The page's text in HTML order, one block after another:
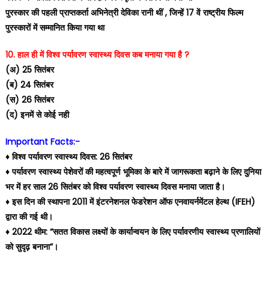
पुरस्कार की पहली प्राप्तकर्ता अभिनेत्री देविका रानी थीं , जिन्हें 17 वें राष्ट्रीय फिल्म
पुरस्कारों में सम्मानित किया गया था
10. हाल ही में विश्व पर्यावरण स्वास्थ्य दिवस कब मनाया गया है ?
(अ) 25 सितंबर
(ब) 24 सितंबर
(स) 26 सितंबर
(द) इनमें से कोई नही
Important Facts:-
♦️ विश्व पर्यावरण स्वास्थ्य दिवस: 26 सितंबर
♦️ पर्यावरण स्वास्थ्य पेशेवरों की महत्वपूर्ण भूमिका के बारे में जागरूकता बढ़ाने के लिए दुनिया
भर में हर साल 26 सितंबर को विश्व पर्यावरण स्वास्थ्य दिवस मनाया जाता है।
♦️ इस दिन की स्थापना 2011 में इंटरनेशनल फेडरेशन ऑफ एनवायर्नमेंटल हेल्थ (IFEH)
द्वारा की गई थी।
♦️ 2022 थीम: “सतत विकास लक्ष्यों के कार्यान्वयन के लिए पर्यावरणीय स्वास्थ्य प्रणालियों
को सुदृढ़ बनाना”।